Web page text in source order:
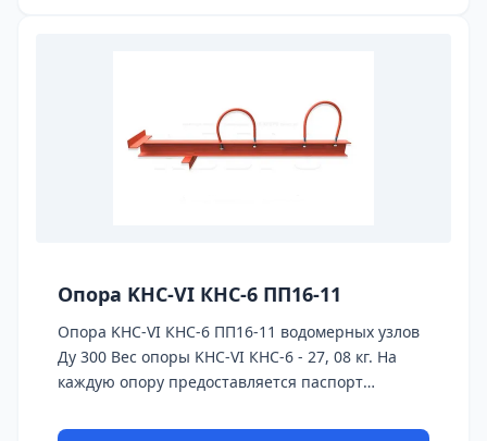
Опора KHC-VI КНС-6 ПП16-11
Опора KHC-VI КНС-6 ПП16-11 водомерных узлов
Ду 300 Вес опоры KHC-VI КНС-6 - 27, 08 кг. На
каждую опору предоставляется паспорт
материалы и предоставляется Гарантия 24